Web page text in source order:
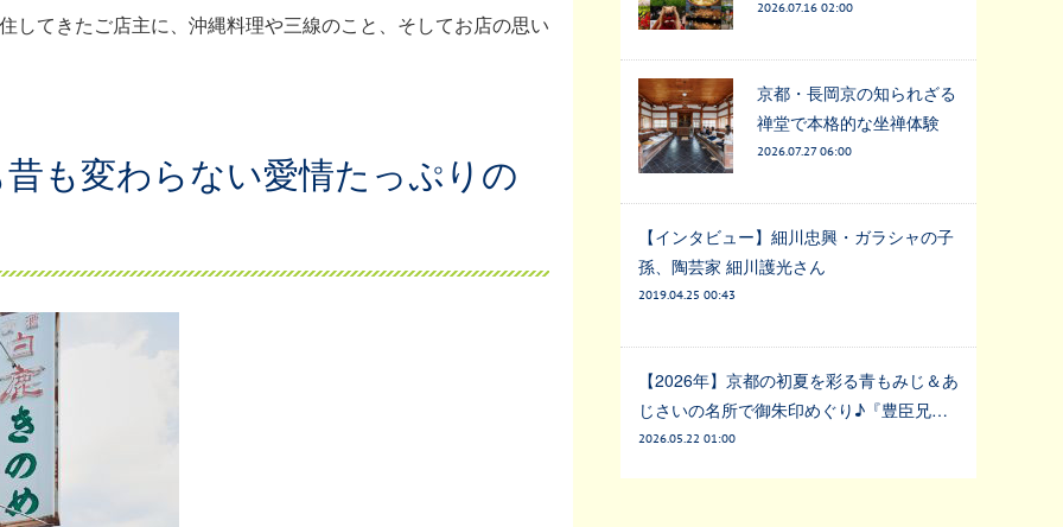
してきたご店主に、沖縄料理や三線のこと、そしてお店の思い
も変わらない愛情たっぷりの
2026.07.16 02:00
京都・長岡京の知られざる
禅堂で本格的な坐禅体験
2026.07.27 06:00
【インタビュー】細川忠興・ガラシャの子
孫、陶芸家 細川護光さん
2019.04.25 00:43
【2026年】京都の初夏を彩る青もみじ＆あ
じさいの名所で御朱印めぐり♪『豊臣兄…
2026.05.22 01:00